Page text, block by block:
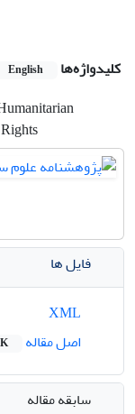
کلیدواژه‌ها English
فایل ها
اصل مقاله
سابقه مقاله